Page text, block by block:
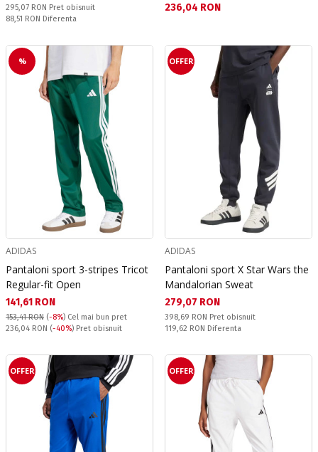
Pret obisnuit:
295,07 RON Pret obisnuit
Спестявате:
88,51 RON Diferenta
Текуща цена:
236,04 RON
%
ADIDAS
Pantaloni sport 3-stripes Tricot
Regular-fit Open
Текуща цена:
141,61 RON
153,41 RON (-8%) Cel mai bun pret
Pret obisnuit:
236,04 RON (-40%) Pret obisnuit
OFFER
ADIDAS
Pantaloni sport X Star Wars the
Mandalorian Sweat
Текуща цена:
279,07 RON
Pret obisnuit:
398,69 RON Pret obisnuit
Спестявате:
119,62 RON Diferenta
OFFER OFFER